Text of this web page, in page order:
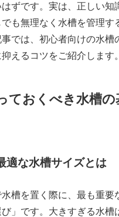
ずです。実は、正しい知
も無理なく水槽を管理す
では、初心者向けの水槽
えるコツをご紹介します。
ておくべき水槽の
適な水槽サイズとは
槽を置く際に、最も重要
」です。大きすぎる水槽